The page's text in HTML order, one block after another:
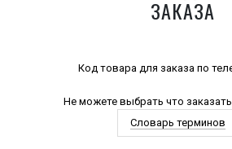
ЗАКАЗА
Код товара для заказа по
Не можете выбрать что
Словарь терминов